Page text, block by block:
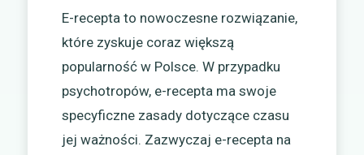
E-recepta to nowoczesne rozwiązanie,
które zyskuje coraz większą
popularność w Polsce. W przypadku
psychotropów, e-recepta ma swoje
specyficzne zasady dotyczące czasu
jej ważności. Zazwyczaj e-recepta na